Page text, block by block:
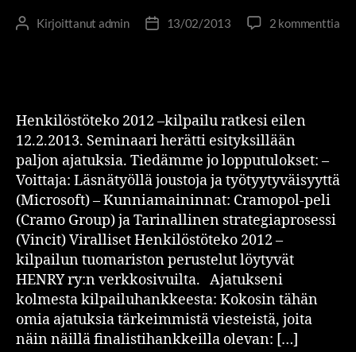
Kirjoittanut admin 13/02/2013 2 kommenttia
Henkilöstöteko 2012 –kilpailu ratkesi eilen
12.2.2013. Seminaari herätti esityksillään
paljon ajatuksia. Tiedämme jo lopputulokset: –
Voittaja: Läsnätyöllä joustoja ja työtyytyväisyyttä
(Microsoft) – Kunniamaininnat: Cramopol-peli
(Cramo Group) ja Tarinallinen strategiaprosessi
(Vincit) Viralliset Henkilöstöteko 2012 –
kilpailun tuomariston perustelut löytyvät
HENRY ry:n verkkosivuilta. Ajatukseni
kolmesta kilpailuhankkeesta: Kokosin tähän
omia ajatuksia tärkeimmistä viesteistä, joita
näin näillä finalistihankkeilla olevan: […]